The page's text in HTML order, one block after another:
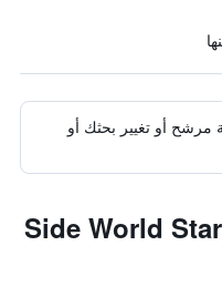
مرشح أو تغيير بحثك أو